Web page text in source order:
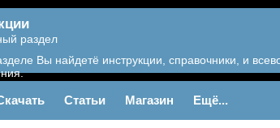
раздел
Вы найдетё инструкции, справочники, и
Статьи Магазин Ещё...